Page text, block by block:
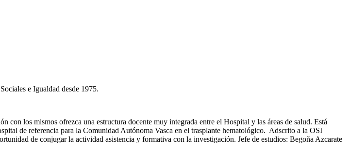
e Igualdad desde 1975.
con los mismos ofrezca una estructura docente muy integrada entre el Hospital y las áreas de salud. Está
de referencia para la Comunidad Autónoma Vasca en el trasplante hematológico. Adscrito a la OSI
de conjugar la actividad asistencia y formativa con la investigación. Jefe de estudios: Begoña Azcarate